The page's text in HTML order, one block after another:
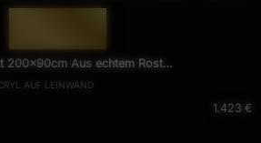
200x90cm Aus echtem Rost
Mischtechnik orange anthrazit schwarz
AUF LEINWAND
1.423 €